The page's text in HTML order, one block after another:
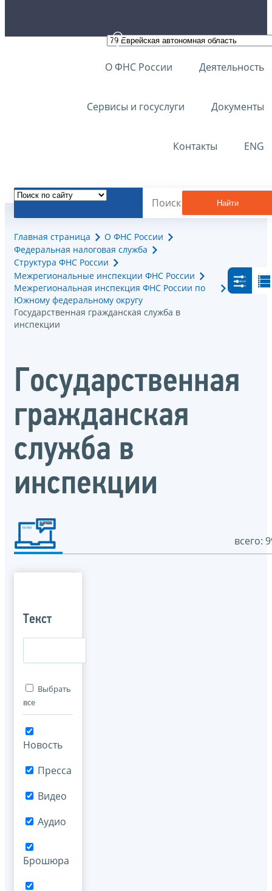
О ФНС России Деятельность
Сервисы и госуслуги Документы
Контакты ENG
Найти
Главная страница
О ФНС России
Федеральная налоговая служба
Структура ФНС России
Межрегиональные инспекции ФНС России
Межрегиональная инспекция ФНС России по
Южному федеральному округу
Государственная гражданская служба в
инспекции
Государственная
гражданская
служба в
инспекции
всего:
Текст
Выбрать
все
Новость
Пресса
Видео
Аудио
Брошюра